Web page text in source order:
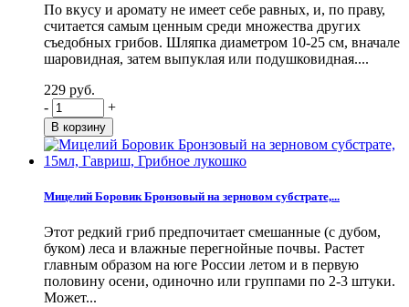
По вкусу и аромату не имеет себе равных, и, по праву,
считается самым ценным среди множества других
съедобных грибов. Шляпка диаметром 10-25 см, вначале
шаровидная, затем выпуклая или подушковидная....
229 руб.
-
+
Мицелий Боровик Бронзовый на зерновом субстрате,...
Этот редкий гриб предпочитает смешанные (с дубом,
буком) леса и влажные перегнойные почвы. Растет
главным образом на юге России летом и в первую
половину осени, одиночно или группами по 2-3 штуки.
Может...